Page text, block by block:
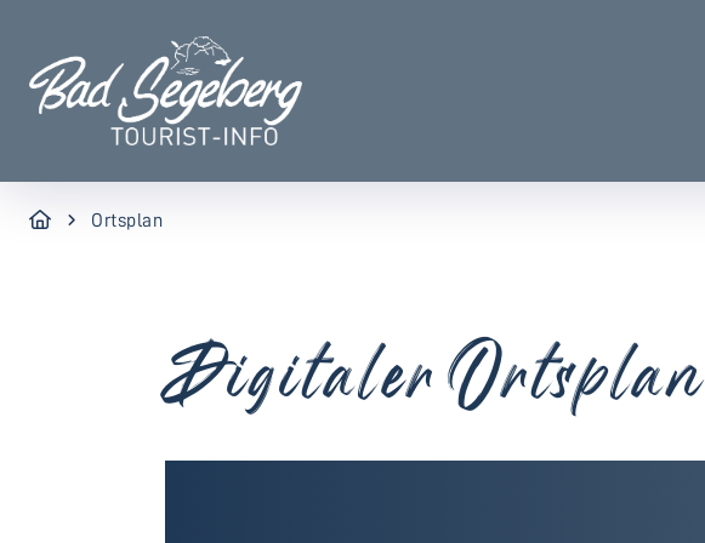
Ortsplan
Digitaler Ortsplan